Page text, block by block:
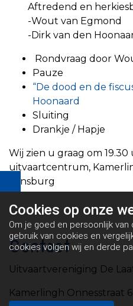
Aftredend en
-Wout van Egmond
-Dirk van den
Rondvraag door
Pauze
“De dood en de
Hoonaard
Sluiting
Drankje / Hapje
Wij zien u graag om
uitvaartcentrum,
Rijnsburg
Contact
Uitvaartvereniging De
Kamerlingh Onnesstraat
Cookies op onze
Om je goed en persoonlijk van
gebruik van cookies en
cookies volgen wij en derde
en dit maakt het voor jou